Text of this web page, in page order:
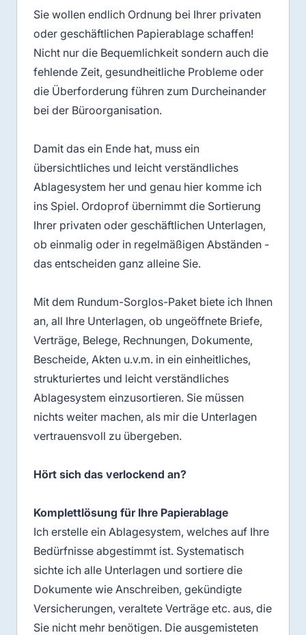
Sie wollen endlich Ordnung bei Ihrer privaten
oder geschäftlichen Papierablage schaffen!
Nicht nur die Bequemlichkeit sondern auch die
fehlende Zeit, gesundheitliche Probleme oder
die Überforderung führen zum Durcheinander
bei der Büroorganisation.
Damit das ein Ende hat, muss ein
übersichtliches und leicht verständliches
Ablagesystem her und genau hier komme ich
ins Spiel. Ordoprof übernimmt die Sortierung
Ihrer privaten oder geschäftlichen Unterlagen,
ob einmalig oder in regelmäßigen Abständen -
das entscheiden ganz alleine Sie.
Mit dem Rundum-Sorglos-Paket biete ich Ihnen
an, all Ihre Unterlagen, ob ungeöffnete Briefe,
Verträge, Belege, Rechnungen, Dokumente,
Bescheide, Akten u.v.m. in ein einheitliches,
strukturiertes und leicht verständliches
Ablagesystem einzusortieren. Sie müssen
nichts weiter machen, als mir die Unterlagen
vertrauensvoll zu übergeben.
Hört sich das verlockend an?
Komplettlösung für Ihre Papierablage
Ich erstelle ein Ablagesystem, welches auf Ihre
Bedürfnisse abgestimmt ist. Systematisch
sichte ich alle Unterlagen und sortiere die
Dokumente wie Anschreiben, gekündigte
Versicherungen, veraltete Verträge etc. aus, die
Sie nicht mehr benötigen. Die ausgemisteten